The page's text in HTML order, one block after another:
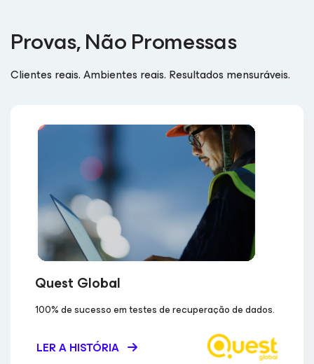
Provas, Não Promessas
Clientes reais. Ambientes reais. Resultados mensuráveis.
Quest Global
100% de sucesso em testes de recuperação de dados.
LER A HISTÓRIA